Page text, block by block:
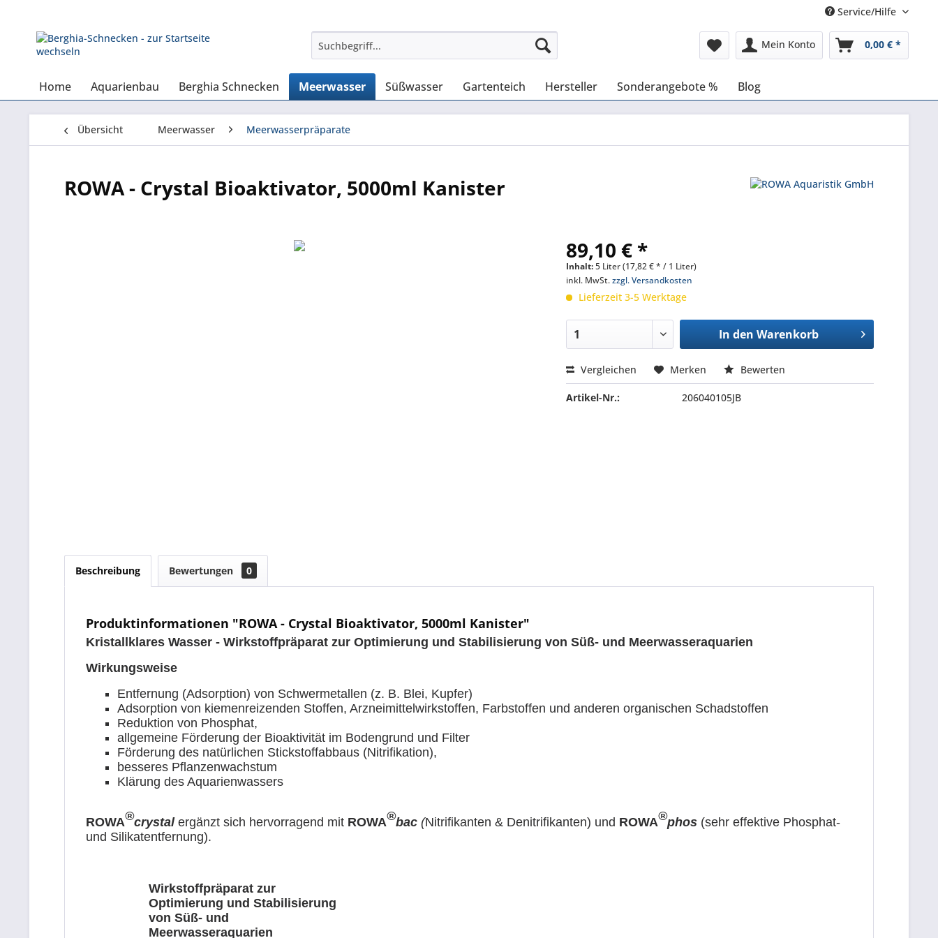
Service/Hilfe
Mein Konto 0,00 € *
Home Aquarienbau Berghia Schnecken Meerwasser Süßwasser Gartenteich Hersteller Sonderangebote % Blog
Übersicht Meerwasser Meerwasserpräparate
ROWA - Crystal Bioaktivator, 5000ml Kanister
89,10 € *
Inhalt:5 Liter (17,82 € * / 1 Liter)
inkl. MwSt.zzgl. Versandkosten
Lieferzeit 3-5 Werktage
In den Warenkorb
Vergleichen Merken Bewerten
Artikel-Nr.: 206040105JB
Beschreibung Bewertungen 0
Produktinformationen "ROWA - Crystal Bioaktivator, 5000ml Kanister"
Kristallklares Wasser - Wirkstoffpräparat zur Optimierung und Stabilisierung von Süß- und Meerwasseraquarien
Wirkungsweise
Entfernung (Adsorption) von Schwermetallen (z. B. Blei, Kupfer)
Adsorption von kiemenreizenden Stoffen, Arzneimittelwirkstoffen, Farbstoffen und anderen organischen Schadstoffen
Reduktion von Phosphat,
allgemeine Förderung der Bioaktivität im Bodengrund und Filter
Förderung des natürlichen Stickstoffabbaus (Nitrifikation),
besseres Pflanzenwachstum
Klärung des Aquarienwassers
ROWA®crystalergänzt sich hervorragend mit ROWA®bac (Nitrifikanten & Denitrifikanten) und ROWA®phos (sehr effektive Phosphat-
und Silikatentfernung).
Wirkstoffpräparat zur
Optimierung und Stabilisierung
von Süß- und
Meerwasseraquarien